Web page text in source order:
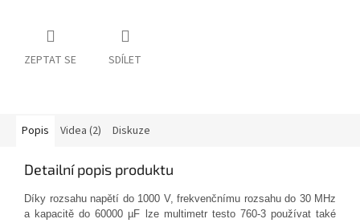
ZEPTAT SE SDÍLET
Popis Videa (2) Diskuze
Detailní popis produktu
Díky rozsahu napětí do 1000 V, frekvenčnímu rozsahu do 30 MHz
a kapacitě do 60000 µF lze multimetr testo 760-3 používat také